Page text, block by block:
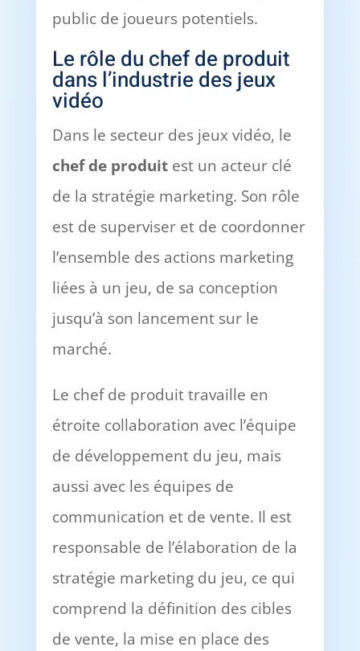
public de joueurs potentiels.
Le rôle du chef de produit
dans l’industrie des jeux
vidéo
Dans le secteur des jeux vidéo, le
chef de produitest un acteur clé
de la stratégie marketing. Son rôle
est de superviser et de coordonner
l’ensemble des actions marketing
liées à un jeu, de sa conception
jusqu’à son lancement sur le
marché.
Le chef de produit travaille en
étroite collaboration avec l’équipe
de développement du jeu, mais
aussi avec les équipes de
communication et de vente. Il est
responsable de l’élaboration de la
stratégie marketing du jeu, ce qui
comprend la définition des cibles
de vente, la mise en place des